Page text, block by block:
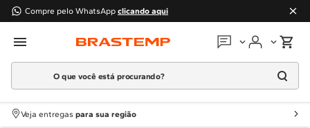
Compre pelo WhatsApp clicando aqui
Em que podemos
O que você está procurando?
Termos mais buscados
Veja entregas para sua região